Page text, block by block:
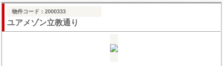
物件コード：2000333
ユアメゾン立教通り